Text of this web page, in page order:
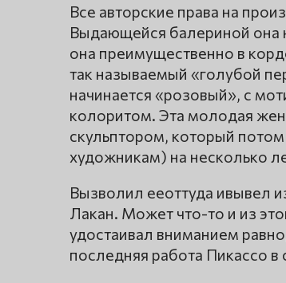
Все авторские права на
Выдающейся балериной она
она преимущественно в
так называемый «голубой
начинается «розовый», с
колоритом. Эта молодая
скульптором, который
художникам) на несколько
Вызволил ееоттуда ивывел
Лакан. Может что-то и из
удостаивал вниманием
последняя работа Пикассо в